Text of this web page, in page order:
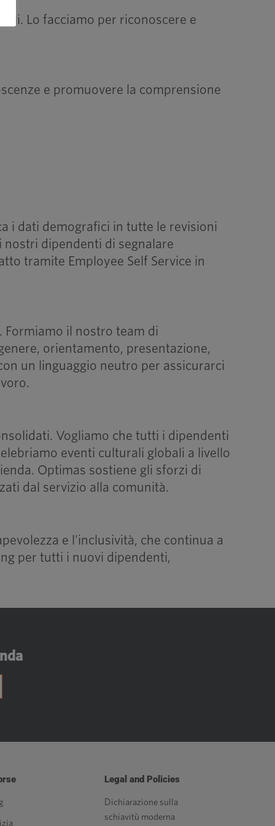
Lo facciamo per riconoscere e
e promuovere la comprensione
i dati demografici in tutte le revisioni
dipendenti di segnalare
tramite Employee Self Service in
Formiamo il nostro team di
orientamento, presentazione,
un linguaggio neutro per assicurarci
Vogliamo che tutti i dipendenti
eventi culturali globali a livello
Optimas sostiene gli sforzi di
dal servizio alla comunità.
e l'inclusività, che continua a
per tutti i nuovi dipendenti,
Legal and Policies
Dichiarazione sulla
schiavitù moderna